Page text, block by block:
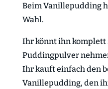
Beim Vanillepudding
Wahl.
Ihr könnt ihn komplett
Puddingpulver
Ihr kauft einfach den
Vanillepudding, den